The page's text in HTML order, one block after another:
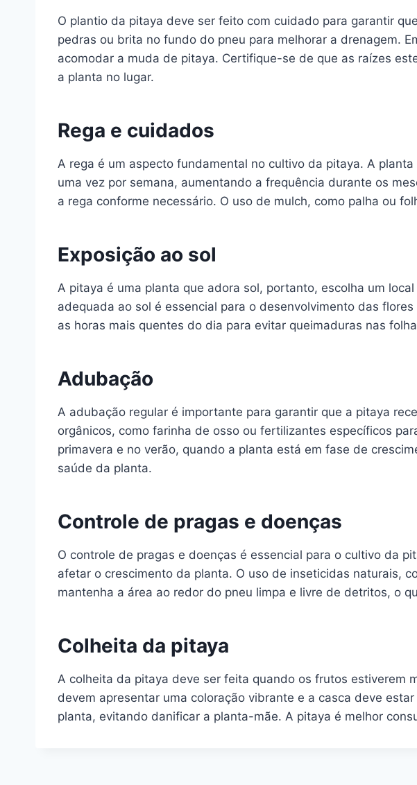
O plantio da pitaya deve ser feito com cuidado para garantir
pedras ou brita no fundo do pneu para melhorar a drenagem.
acomodar a muda de pitaya. Certifique-se de que as raízes
a planta no lugar.
Rega e cuidados
A rega é um aspecto fundamental no cultivo da pitaya. A
uma vez por semana, aumentando a frequência durante os
a rega conforme necessário. O uso de mulch, como palha ou
Exposição ao sol
A pitaya é uma planta que adora sol, portanto, escolha um
adequada ao sol é essencial para o desenvolvimento das
as horas mais quentes do dia para evitar queimaduras nas
Adubação
A adubação regular é importante para garantir que a pitaya
orgânicos, como farinha de osso ou fertilizantes específicos
primavera e no verão, quando a planta está em fase de
saúde da planta.
Controle de pragas e doenças
O controle de pragas e doenças é essencial para o cultivo da
afetar o crescimento da planta. O uso de inseticidas naturais,
mantenha a área ao redor do pneu limpa e livre de detritos, o
Colheita da pitaya
A colheita da pitaya deve ser feita quando os frutos estiverem
devem apresentar uma coloração vibrante e a casca deve
planta, evitando danificar a planta-mãe. A pitaya é melhor